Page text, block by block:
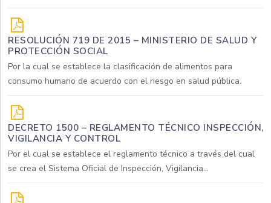
RESOLUCIÓN 719 DE 2015 – MINISTERIO DE SALUD Y
PROTECCIÓN SOCIAL
Por la cual se establece la clasificación de alimentos para
consumo humano de acuerdo con el riesgo en salud pública.
DECRETO 1500 – REGLAMENTO TÉCNICO INSPECCIÓN,
VIGILANCIA Y CONTROL
Por el cual se establece el reglamento técnico a través del cual
se crea el Sistema Oficial de Inspección, Vigilancia...